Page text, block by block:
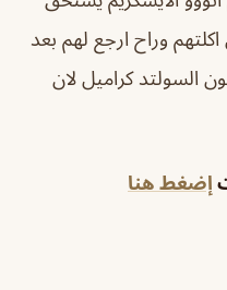
اكلتهم وراح ارجع لهم بعد
السولتد كراميل لان
إضغط هنا